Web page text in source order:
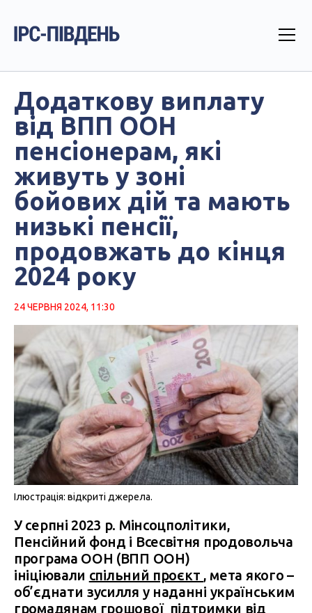
Додаткову виплату
від ВПП ООН
пенсіонерам, які
живуть у зоні
бойових дій та мають
низькі пенсії,
продовжать до кінця
2024 року
24 ЧЕРВНЯ 2024, 11:30
Ілюстрація: відкриті джерела.
У серпні 2023 р. Мінсоцполітики,
Пенсійний фонд і Всесвітня продовольча
програма ООН (ВПП ООН)
ініціювали спільний проєкт , мета якого –
об’єднати зусилля у наданні українським
громадянам грошової підтримки від